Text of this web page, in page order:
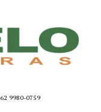
62 9980-0759